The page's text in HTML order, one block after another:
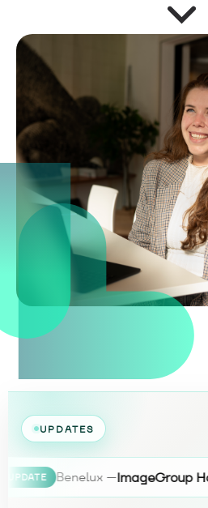
UPDATES
Benelux —ImageGroup Holland